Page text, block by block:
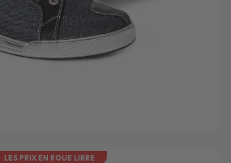
LES PRIX EN ROUE LIBRE